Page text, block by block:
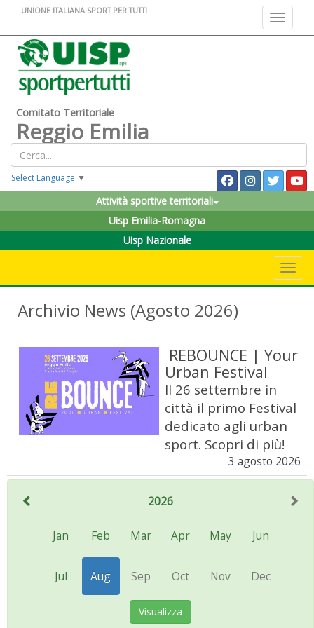
Toggle
UNIONE ITALIANA SPORT PER TUTTI
Comitato Territoriale
Reggio Emilia
Select Language ▼
Attività sportive territoriali
Uisp Emilia-Romagna
Uisp Nazionale
Archivio News (Agosto 2026)
REBOUNCE | Your
Urban Festival
Il 26 settembre in
città il primo Festival
dedicato agli urban
sport. Scopri di più!
3 agosto 2026
2026
Jan Feb Mar Apr May Jun
Jul Aug Sep Oct Nov Dec
Visualizza